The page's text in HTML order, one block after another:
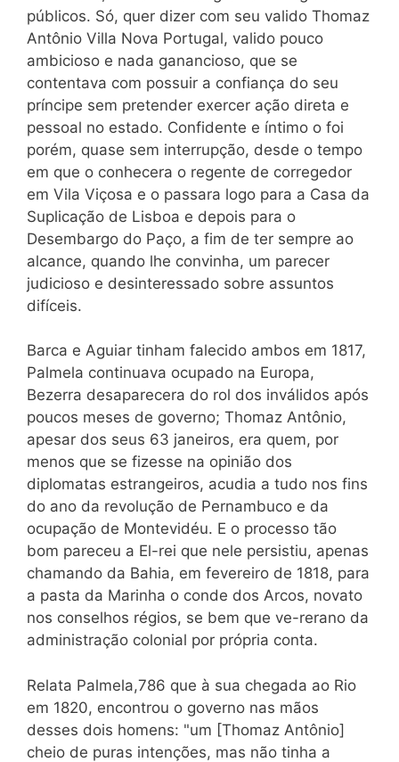
públicos. Só, quer dizer com seu valido Thomaz
Antônio Villa Nova Portugal, valido pouco
ambicioso e nada ganancioso, que se
contentava com possuir a confiança do seu
príncipe sem pretender exercer ação direta e
pessoal no estado. Confidente e íntimo o foi
porém, quase sem interrupção, desde o tempo
em que o conhecera o regente de corregedor
em Vila Viçosa e o passara logo para a Casa da
Suplicação de Lisboa e depois para o
Desembargo do Paço, a fim de ter sempre ao
alcance, quando lhe convinha, um parecer
judicioso e desinteressado sobre assuntos
difíceis.
Barca e Aguiar tinham falecido ambos em 1817,
Palmela continuava ocupado na Europa,
Bezerra desaparecera do rol dos inválidos após
poucos meses de governo; Thomaz Antônio,
apesar dos seus 63 janeiros, era quem, por
menos que se fizesse na opinião dos
diplomatas estrangeiros, acudia a tudo nos fins
do ano da revolução de Pernambuco e da
ocupação de Montevidéu. E o processo tão
bom pareceu a El-rei que nele persistiu, apenas
chamando da Bahia, em fevereiro de 1818, para
a pasta da Marinha o conde dos Arcos, novato
nos conselhos régios, se bem que ve-rerano da
administração colonial por própria conta.
Relata Palmela,786 que à sua chegada ao Rio
em 1820, encontrou o governo nas mãos
desses dois homens: "um [Thomaz Antônio]
cheio de puras intenções, mas não tinha a